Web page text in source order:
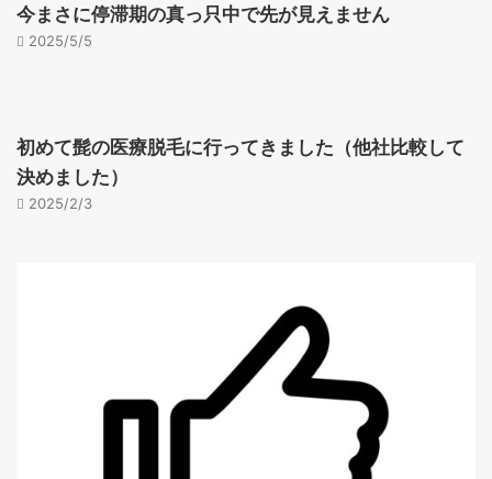
今まさに停滞期の真っ只中で先が見えません
2025/5/5
初めて髭の医療脱毛に行ってきました（他社比較して
決めました）
2025/2/3